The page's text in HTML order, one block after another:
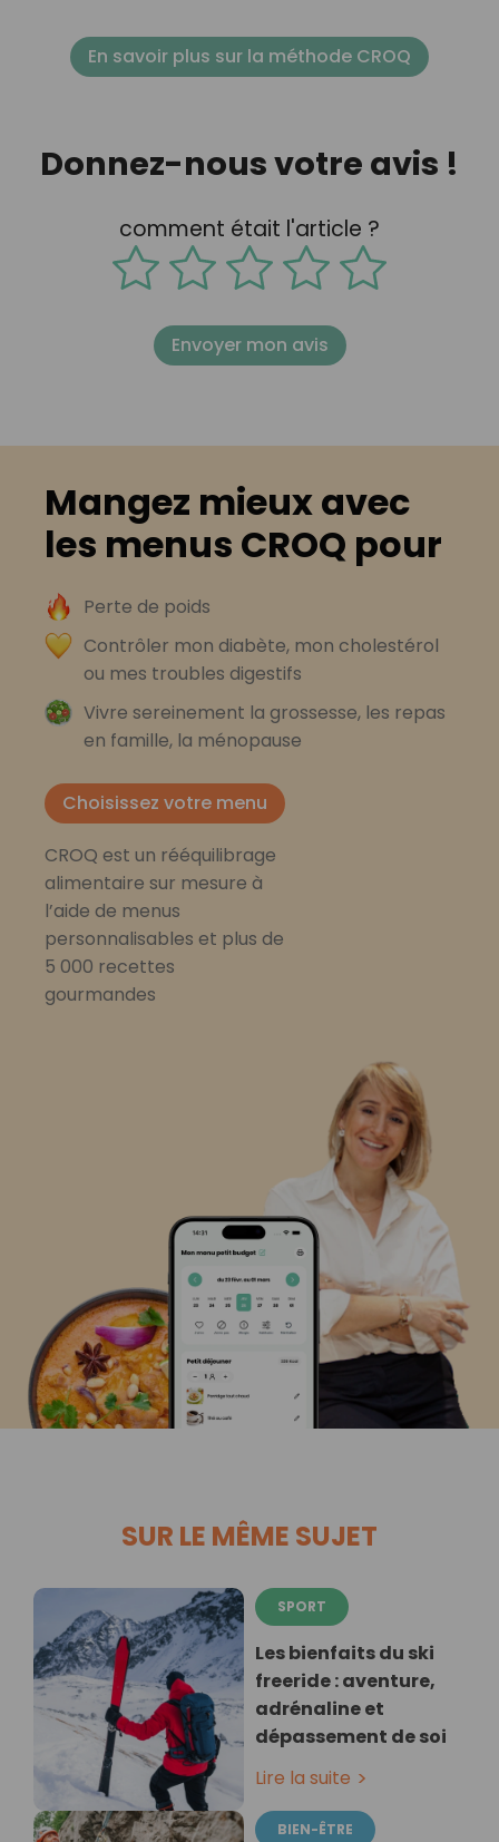
En savoir plus sur la méthode CROQ
Donnez-nous votre avis !
comment était l'article ?
Envoyer mon avis
Mangez mieux avec
les menus CROQ pour
Perte de poids
Contrôler mon diabète, mon cholestérol
ou mes troubles digestifs
Vivre sereinement la grossesse, les repas
en famille, la ménopause
Choisissez votre menu
CROQ est un rééquilibrage
alimentaire sur mesure à
l’aide de menus
personnalisables et plus de
5 000 recettes
gourmandes
SUR LE MÊME SUJET
SPORT
Les bienfaits du ski
freeride : aventure,
adrénaline et
dépassement de soi
Lire la suite
BIEN-ÊTRE